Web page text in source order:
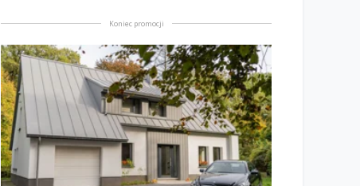
Koniec promocji